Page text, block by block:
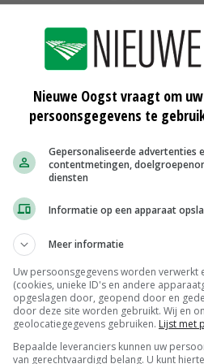
moet
'Voor Vlaamse
CropVision toegang te
jaar zijn deugdelijkheid heeft
van goede
behouden van het overzicht
hulpmiddel. En die
waar telers hun profijt mee
toeleveranciers.'
Nieuwe Oogst vraagt om
persoonsgegevens te
Gepersonaliseerde advertenties
contentmetingen,
diensten
Informatie op een apparaat
Meer informatie
Uw persoonsgegevens worden
(cookies, unieke ID's en andere
opgeslagen door, geopend door en
door deze site worden gebruikt. Wij en
geolocatiegegevens gebruiken. Lijst met
Bepaalde leveranciers kunnen uw
van gerechtvaardigd belang. U kunt